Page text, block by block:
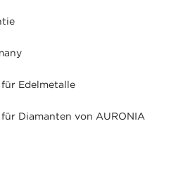
für Edelmetalle
Diamanten von AURONIA